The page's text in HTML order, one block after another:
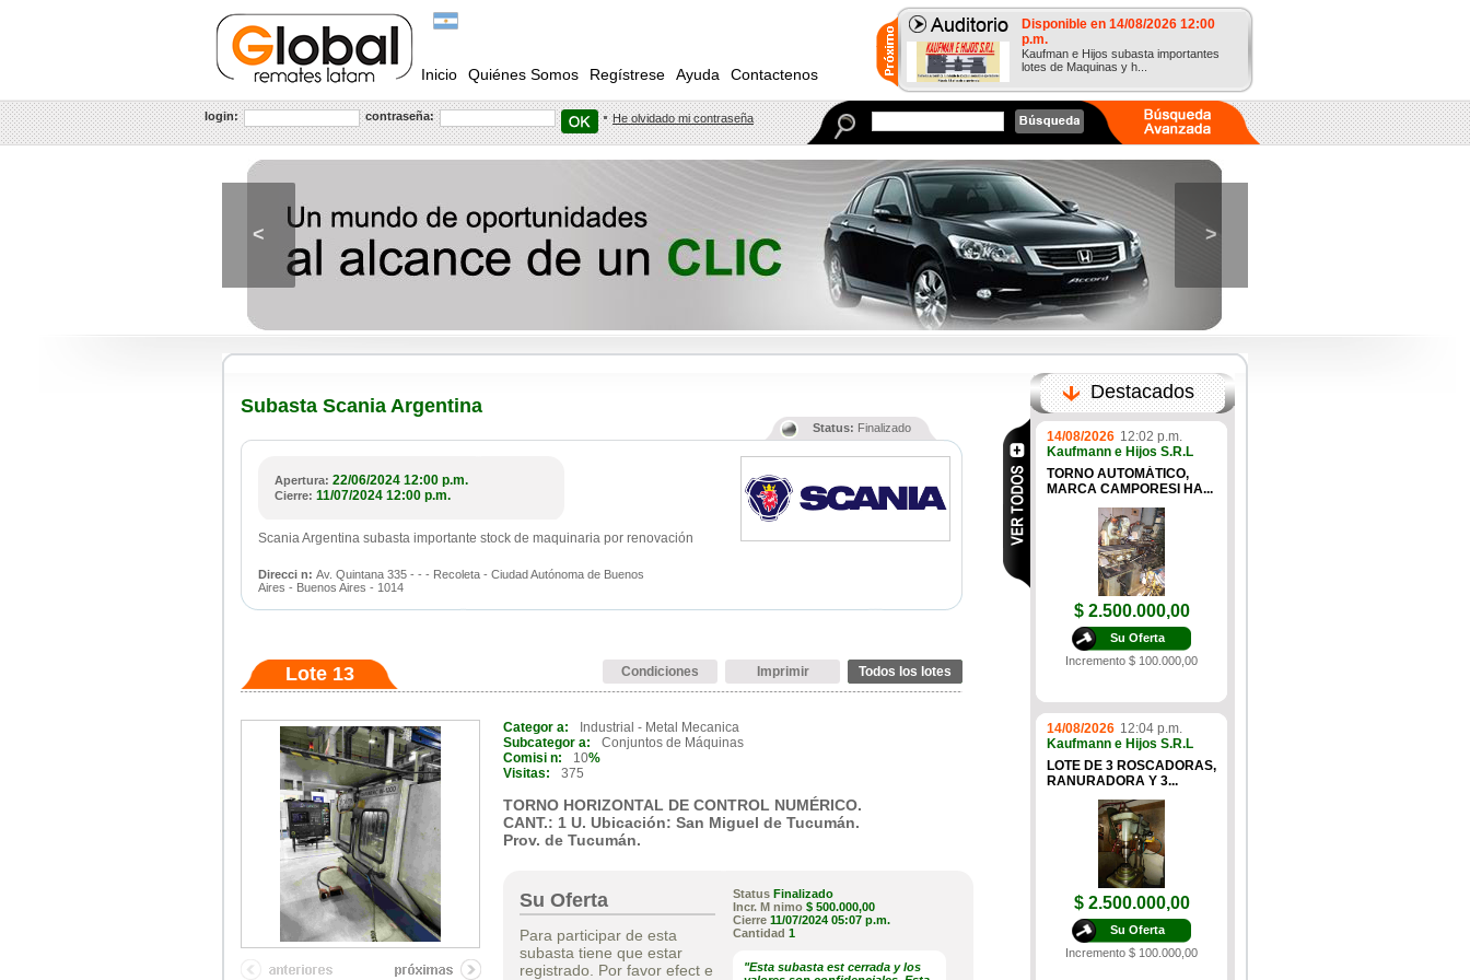
Inicio Quiénes Somos Regístrese Ayuda Contactenos
Disponible en 14/08/2026 12:00
p.m.
Kaufman e Hijos subasta importantes
lotes de Maquinas y h...
login: contraseña: He olvidado mi contraseña
>
<
Subasta Scania Argentina
Status: Finalizado
Apertura: 22/06/2024 12:00 p.m.
Cierre: 11/07/2024 12:00 p.m.
Scania Argentina subasta importante stock de maquinaria por renovación
Direcci n: Av. Quintana 335 - - - Recoleta - Ciudad Autónoma de Buenos
Aires - Buenos Aires - 1014
Lote 13 Condiciones Imprimir Todos los lotes
Categor a:
Industrial - Metal Mecanica
Subcategor a:
Conjuntos de Máquinas
Comisi n:
10%
Visitas:
375
TORNO HORIZONTAL DE CONTROL NUMÉRICO.
CANT.: 1 U. Ubicación: San Miguel de Tucumán.
Prov. de Tucumán.
Su Oferta
Para participar de esta
subasta tiene que estar
registrado. Por favor efect e
Status Finalizado
Incr. M nimo $ 500.000,00
Cierre 11/07/2024 05:07 p.m.
Cantidad 1
"Esta subasta est cerrada y los
Destacados
14/08/2026 12:02 p.m.
Kaufmann e Hijos S.R.L
TORNO AUTOMÁTICO,
MARCA CAMPORESI HA...
$ 2.500.000,00
Su Oferta
Incremento $ 100.000,00
14/08/2026 12:04 p.m.
Kaufmann e Hijos S.R.L
LOTE DE 3 ROSCADORAS,
RANURADORA Y 3...
$ 2.500.000,00
Su Oferta
Incremento $ 100.000,00